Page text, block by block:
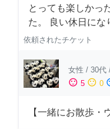
とっても楽しかっ
た。 良い休日にな
依頼されたチケット
女性 / 30代
sentiment_satisfied 5 sentiment_neutral 0
【一緒にお散歩・